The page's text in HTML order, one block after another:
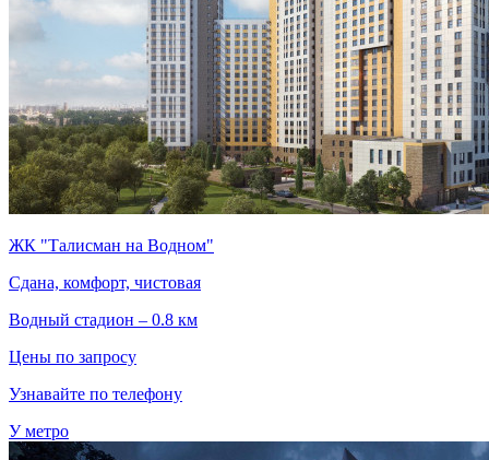
ЖК "Талисман на Водном"
Сдана, комфорт, чистовая
Водный стадион – 0.8 км
Цены по запросу
Узнавайте по телефону
У метро